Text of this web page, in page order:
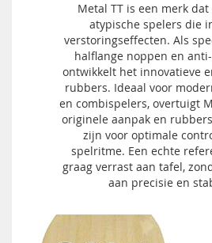
Metal TT is een merk
atypische spelers die
verstoringseffecten. Als
halflange noppen en
ontwikkelt het innovatieve
rubbers. Ideaal voor
en combispelers, overtuigt
originele aanpak en
zijn voor optimale
spelritme. Een echte
graag verrast aan tafel,
aan precisie en